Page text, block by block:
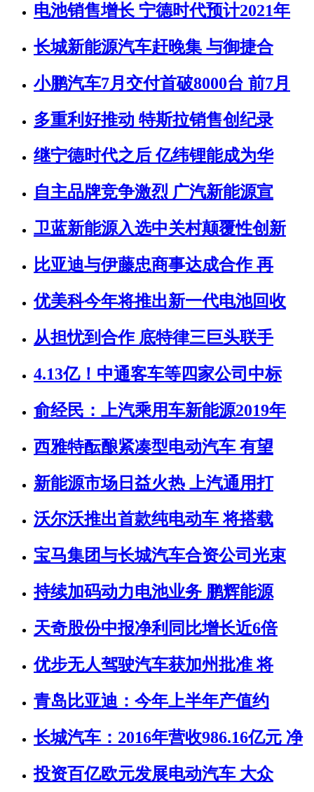
电池销售增长 宁德时代预计2021年
长城新能源汽车赶晚集 与御捷合
小鹏汽车7月交付首破8000台 前7月
多重利好推动 特斯拉销售创纪录
继宁德时代之后 亿纬锂能成为华
自主品牌竞争激烈 广汽新能源宣
卫蓝新能源入选中关村颠覆性创新
比亚迪与伊藤忠商事达成合作 再
优美科今年将推出新一代电池回收
从担忧到合作 底特律三巨头联手
4.13亿！中通客车等四家公司中标
俞经民：上汽乘用车新能源2019年
西雅特酝酿紧凑型电动汽车 有望
新能源市场日益火热 上汽通用打
沃尔沃推出首款纯电动车 将搭载
宝马集团与长城汽车合资公司光束
持续加码动力电池业务 鹏辉能源
天奇股份中报净利同比增长近6倍
优步无人驾驶汽车获加州批准 将
青岛比亚迪：今年上半年产值约
长城汽车：2016年营收986.16亿元 净
投资百亿欧元发展电动汽车 大众